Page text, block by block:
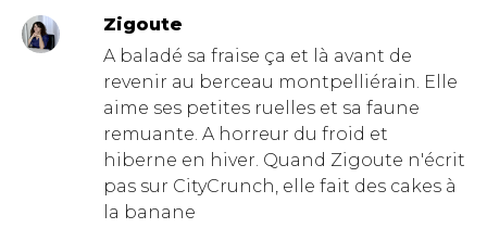
Zigoute
A baladé sa fraise ça et là avant de
revenir au berceau montpelliérain. Elle
aime ses petites ruelles et sa faune
remuante. A horreur du froid et
hiberne en hiver. Quand Zigoute n'écrit
pas sur CityCrunch, elle fait des cakes à
la banane